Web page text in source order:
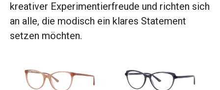
kreativer Experimentierfreude und richten sich
an alle, die modisch ein klares Statement
setzen möchten.